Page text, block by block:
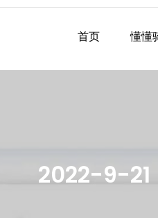
懂懂日记
懂懂日记网每天同步更新懂懂学习
首页 懂懂
2022-9-21